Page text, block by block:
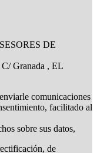
DE
Granada , EL
comunicaciones
facilitado al
sobre sus datos,
de